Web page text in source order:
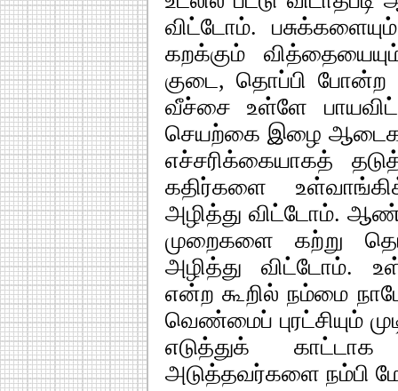
விட்டோம்.
கறக்கும்
குடை, தொப்பி
வீச்சை உள்ளே
செயற்கை இழை
எச்சரிக்கையாகத்
கதிர்களை
அழித்து விட்டோம்.
முறைகளை கற்று
அழித்து விட்டோம்.
என்ற கூறில் நம்மை
வெண்மைப் புரட்சியும்
எடுத்துக்
அடுத்தவர்களை நம்பி